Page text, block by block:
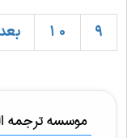
9
10
موسسه ترجمه